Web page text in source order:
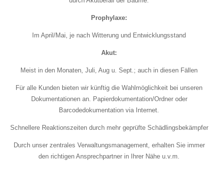
Prophylaxe:
Im April/Mai, je nach Witterung und Entwicklungsstand
Akut:
Meist in den Monaten, Juli, Aug u. Sept.; auch in diesen Fällen
Für alle Kunden bieten wir künftig die Wahlmöglichkeit bei unseren
Dokumentationen an. Papierdokumentation/Ordner oder
Barcodedokumentation via Internet.
Schnellere Reaktionszeiten durch mehr geprüfte Schädlingsbekämpfer
Durch unser zentrales Verwaltungsmanagement, erhalten Sie immer
den richtigen Ansprechpartner in Ihrer Nähe u.v.m.